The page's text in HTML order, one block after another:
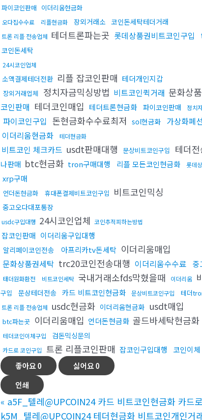
파이코인판매 이더리움현금화
오다집수수료 리플현금화 장외거래소 코인돈세탁테더거래
트론 리플 전송업체 테더트론파는곳 롯데상품권비트코인구입
코인돈세탁
24시코인업체
소액결제테더전환 리플 잡코인판매 테더개인지갑
장외거래업체 정치자금믹싱방법 비트코인퀵거래 문화상
코인판매 테더코인매입 테더트론현금화 파이코인판매 정치
파이코인구입 돈현금화수수료최저 sol현금화
가상화폐
이더리움현금화
테더현금화
비트코인 체크카드 usdt판매대행 문상비트코인구입 테더
나판매 btc현금화 tron구매대행 리플 모든코인현금화 롯데
xrp구매
언더돈현금화 휴대폰결제비트코인구입 비트코인믹싱
중고오다대포통장
usdc구입대행 24시코인업체 코인추적피하는방법
잡코인판매 이더리움구입대행
알리페이코인전송 아프리카tv돈세탁 이더리움매입
문화상품권세탁 trc20코인전송대행 이더리움수수료 중
태더원화환전 비트코인세탁 국내거래소fds막혔을때 이더리움
구입
문상테더전송 카드 비트코인현금화 문상비트코인구입 테더
트론 리플 전송업체 usdc현금화 이더리움현금화 usdt매입
btc파는곳 이더리움매입 언더돈현금화 골드바세탁현금화
테더코인이체구입 검돈믹싱문의
카드로 코인구입 트론 리플코인판매 잡코인구입대행
코인이체
좋아요0 싫어요0
인쇄
« a5F_텔레@UPCOIN24 카드 비트코인현금화 카드
k5M_텔레@UPCOIN24 테더현금화 비트코인개인거